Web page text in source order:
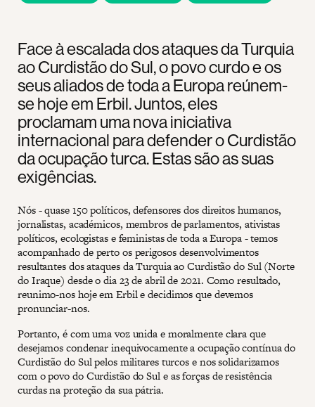
Face à escalada dos ataques da Turquia
ao Curdistão do Sul, o povo curdo e os
seus aliados de toda a Europa reúnem-
se hoje em Erbil. Juntos, eles
proclamam uma nova iniciativa
internacional para defender o Curdistão
da ocupação turca. Estas são as suas
exigências.
Nós - quase 150 políticos, defensores dos direitos humanos,
jornalistas, académicos, membros de parlamentos, ativistas
políticos, ecologistas e feministas de toda a Europa - temos
acompanhado de perto os perigosos desenvolvimentos
resultantes dos ataques da Turquia ao Curdistão do Sul (Norte
do Iraque) desde o dia 23 de abril de 2021. Como resultado,
reunimo-nos hoje em Erbil e decidimos que devemos
pronunciar-nos.
Portanto, é com uma voz unida e moralmente clara que
desejamos condenar inequivocamente a ocupação contínua do
Curdistão do Sul pelos militares turcos e nos solidarizamos
com o povo do Curdistão do Sul e as forças de resistência
curdas na proteção da sua pátria.